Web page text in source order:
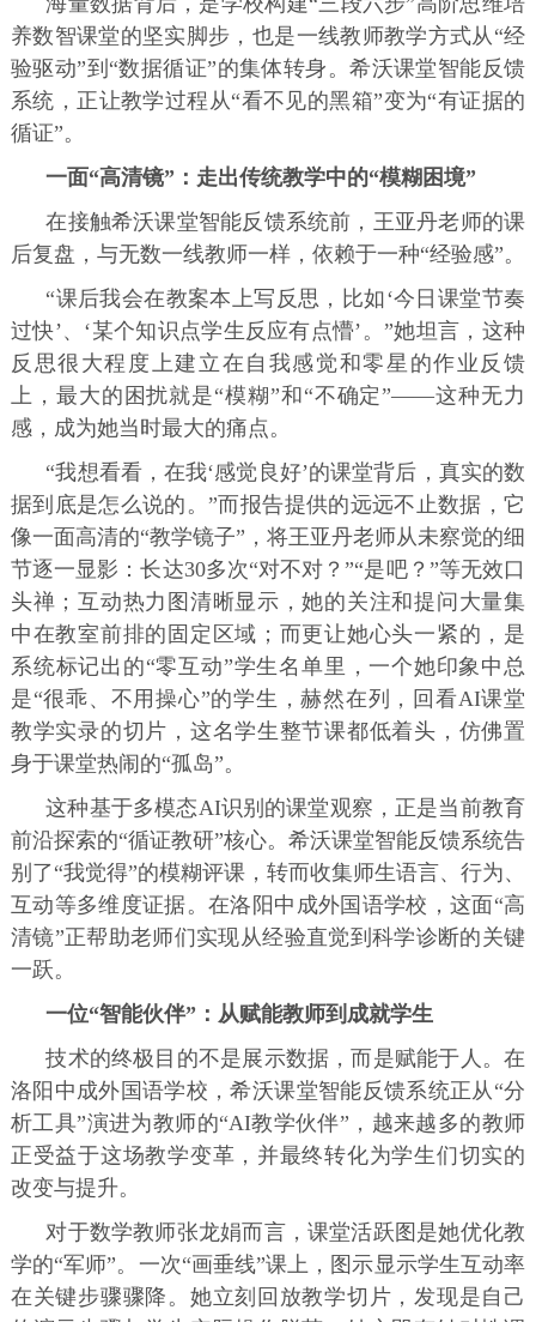
养数智课堂的坚实脚步，也是一线教师教学方式从“经
验驱动”到“数据循证”的集体转身。希沃课堂智能反馈
系统，正让教学过程从“看不见的黑箱”变为“有证据的
循证”。
一面“高清镜”：走出传统教学中的“模糊困境”
在接触希沃课堂智能反馈系统前，王亚丹老师的课
后复盘，与无数一线教师一样，依赖于一种“经验感”。
“课后我会在教案本上写反思，比如‘今日课堂节奏
过快’、‘某个知识点学生反应有点懵’。”她坦言，这种
反思很大程度上建立在自我感觉和零星的作业反馈
上，最大的困扰就是“模糊”和“不确定”——这种无力
感，成为她当时最大的痛点。
“我想看看，在我‘感觉良好’的课堂背后，真实的数
据到底是怎么说的。”而报告提供的远远不止数据，它
像一面高清的“教学镜子”，将王亚丹老师从未察觉的细
节逐一显影：长达30多次“对不对？”“是吧？”等无效口
头禅；互动热力图清晰显示，她的关注和提问大量集
中在教室前排的固定区域；而更让她心头一紧的，是
系统标记出的“零互动”学生名单里，一个她印象中总
是“很乖、不用操心”的学生，赫然在列，回看AI课堂
教学实录的切片，这名学生整节课都低着头，仿佛置
身于课堂热闹的“孤岛”。
这种基于多模态AI识别的课堂观察，正是当前教育
前沿探索的“循证教研”核心。希沃课堂智能反馈系统告
别了“我觉得”的模糊评课，转而收集师生语言、行为、
互动等多维度证据。在洛阳中成外国语学校，这面“高
清镜”正帮助老师们实现从经验直觉到科学诊断的关键
一跃。
一位“智能伙伴”：从赋能教师到成就学生
技术的终极目的不是展示数据，而是赋能于人。在
洛阳中成外国语学校，希沃课堂智能反馈系统正从“分
析工具”演进为教师的“AI教学伙伴”，越来越多的教师
正受益于这场教学变革，并最终转化为学生们切实的
改变与提升。
对于数学教师张龙娟而言，课堂活跃图是她优化教
学的“军师”。一次“画垂线”课上，图示显示学生互动率
在关键步骤骤降。她立刻回放教学切片，发现是自己